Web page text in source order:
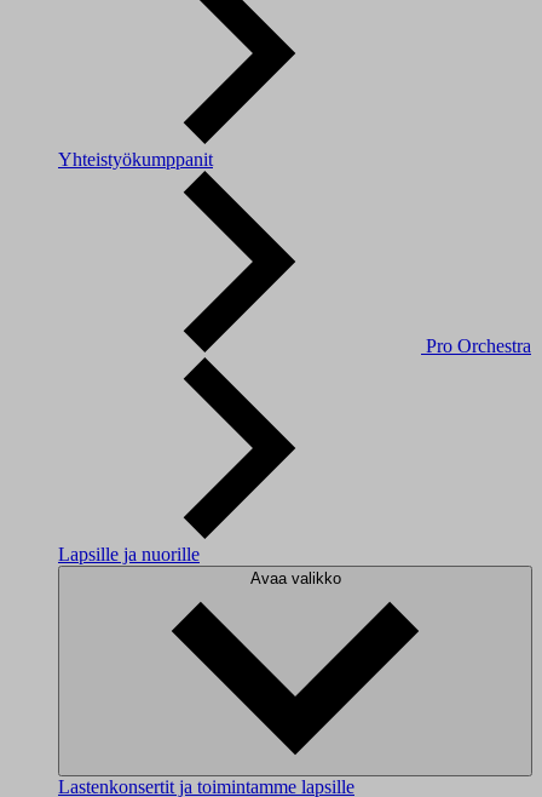
Yhteistyökumppanit
Pro Orchestra
Lapsille ja nuorille
Avaa valikko
Lastenkonsertit ja toimintamme lapsille